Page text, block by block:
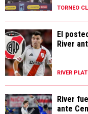
TORNEO
El
River
RIVER
River
ante